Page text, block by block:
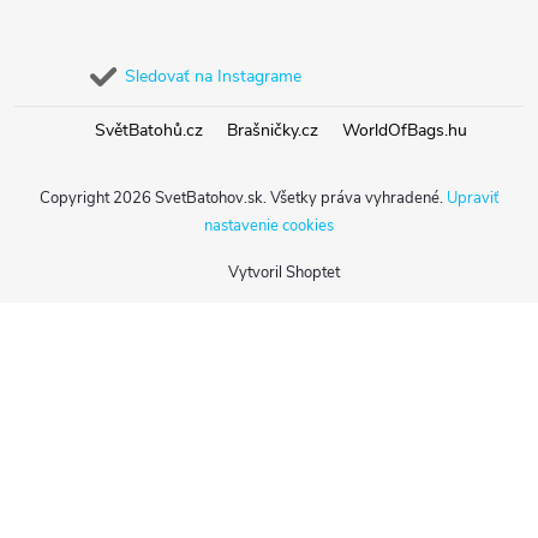
Sledovať na Instagrame
SvětBatohů.cz Brašničky.cz WorldOfBags.hu
Vytvoril Shoptet
Copyright 2026 SvetBatohov.sk. Všetky práva vyhradené. Upraviť
nastavenie cookies